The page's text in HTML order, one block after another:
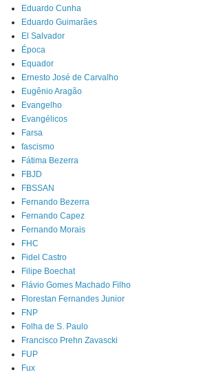
Eduardo Cunha
Eduardo Guimarães
El Salvador
Época
Equador
Ernesto José de Carvalho
Eugênio Aragão
Evangelho
Evangélicos
Farsa
fascismo
Fátima Bezerra
FBJD
FBSSAN
Fernando Bezerra
Fernando Capez
Fernando Morais
FHC
Fidel Castro
Filipe Boechat
Flávio Gomes Machado Filho
Florestan Fernandes Junior
FNP
Folha de S. Paulo
Francisco Prehn Zavascki
FUP
Fux